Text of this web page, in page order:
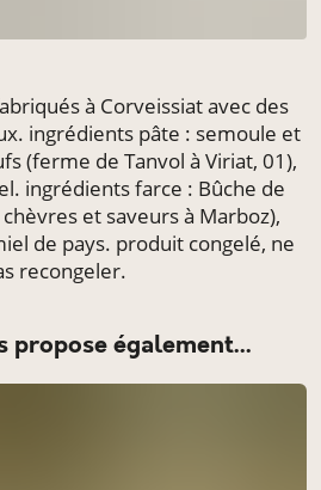
à Corveissiat avec des
ingrédients pâte : semoule et
(ferme de Tanvol à Viriat, 01),
ingrédients farce : Bûche de
et saveurs à Marboz),
de pays. produit congelé, ne
recongeler.
propose également...